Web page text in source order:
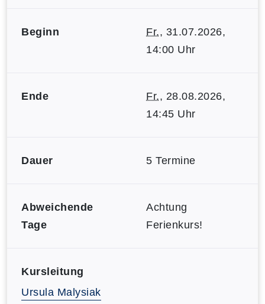
Beginn Fr., 31.07.2026,
14:00 Uhr
Ende Fr., 28.08.2026,
14:45 Uhr
Dauer 5 Termine
Abweichende
Tage
Achtung
Ferienkurs!
Kursleitung
Ursula Malysiak